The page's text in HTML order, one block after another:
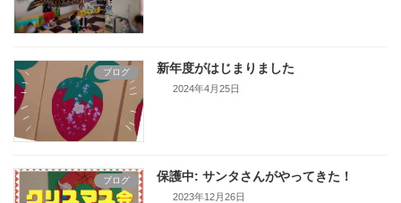
ブログ 新年度がはじまりました
2024年4月25日
ブログ 保護中: サンタさんがやってきた！
2023年12月26日